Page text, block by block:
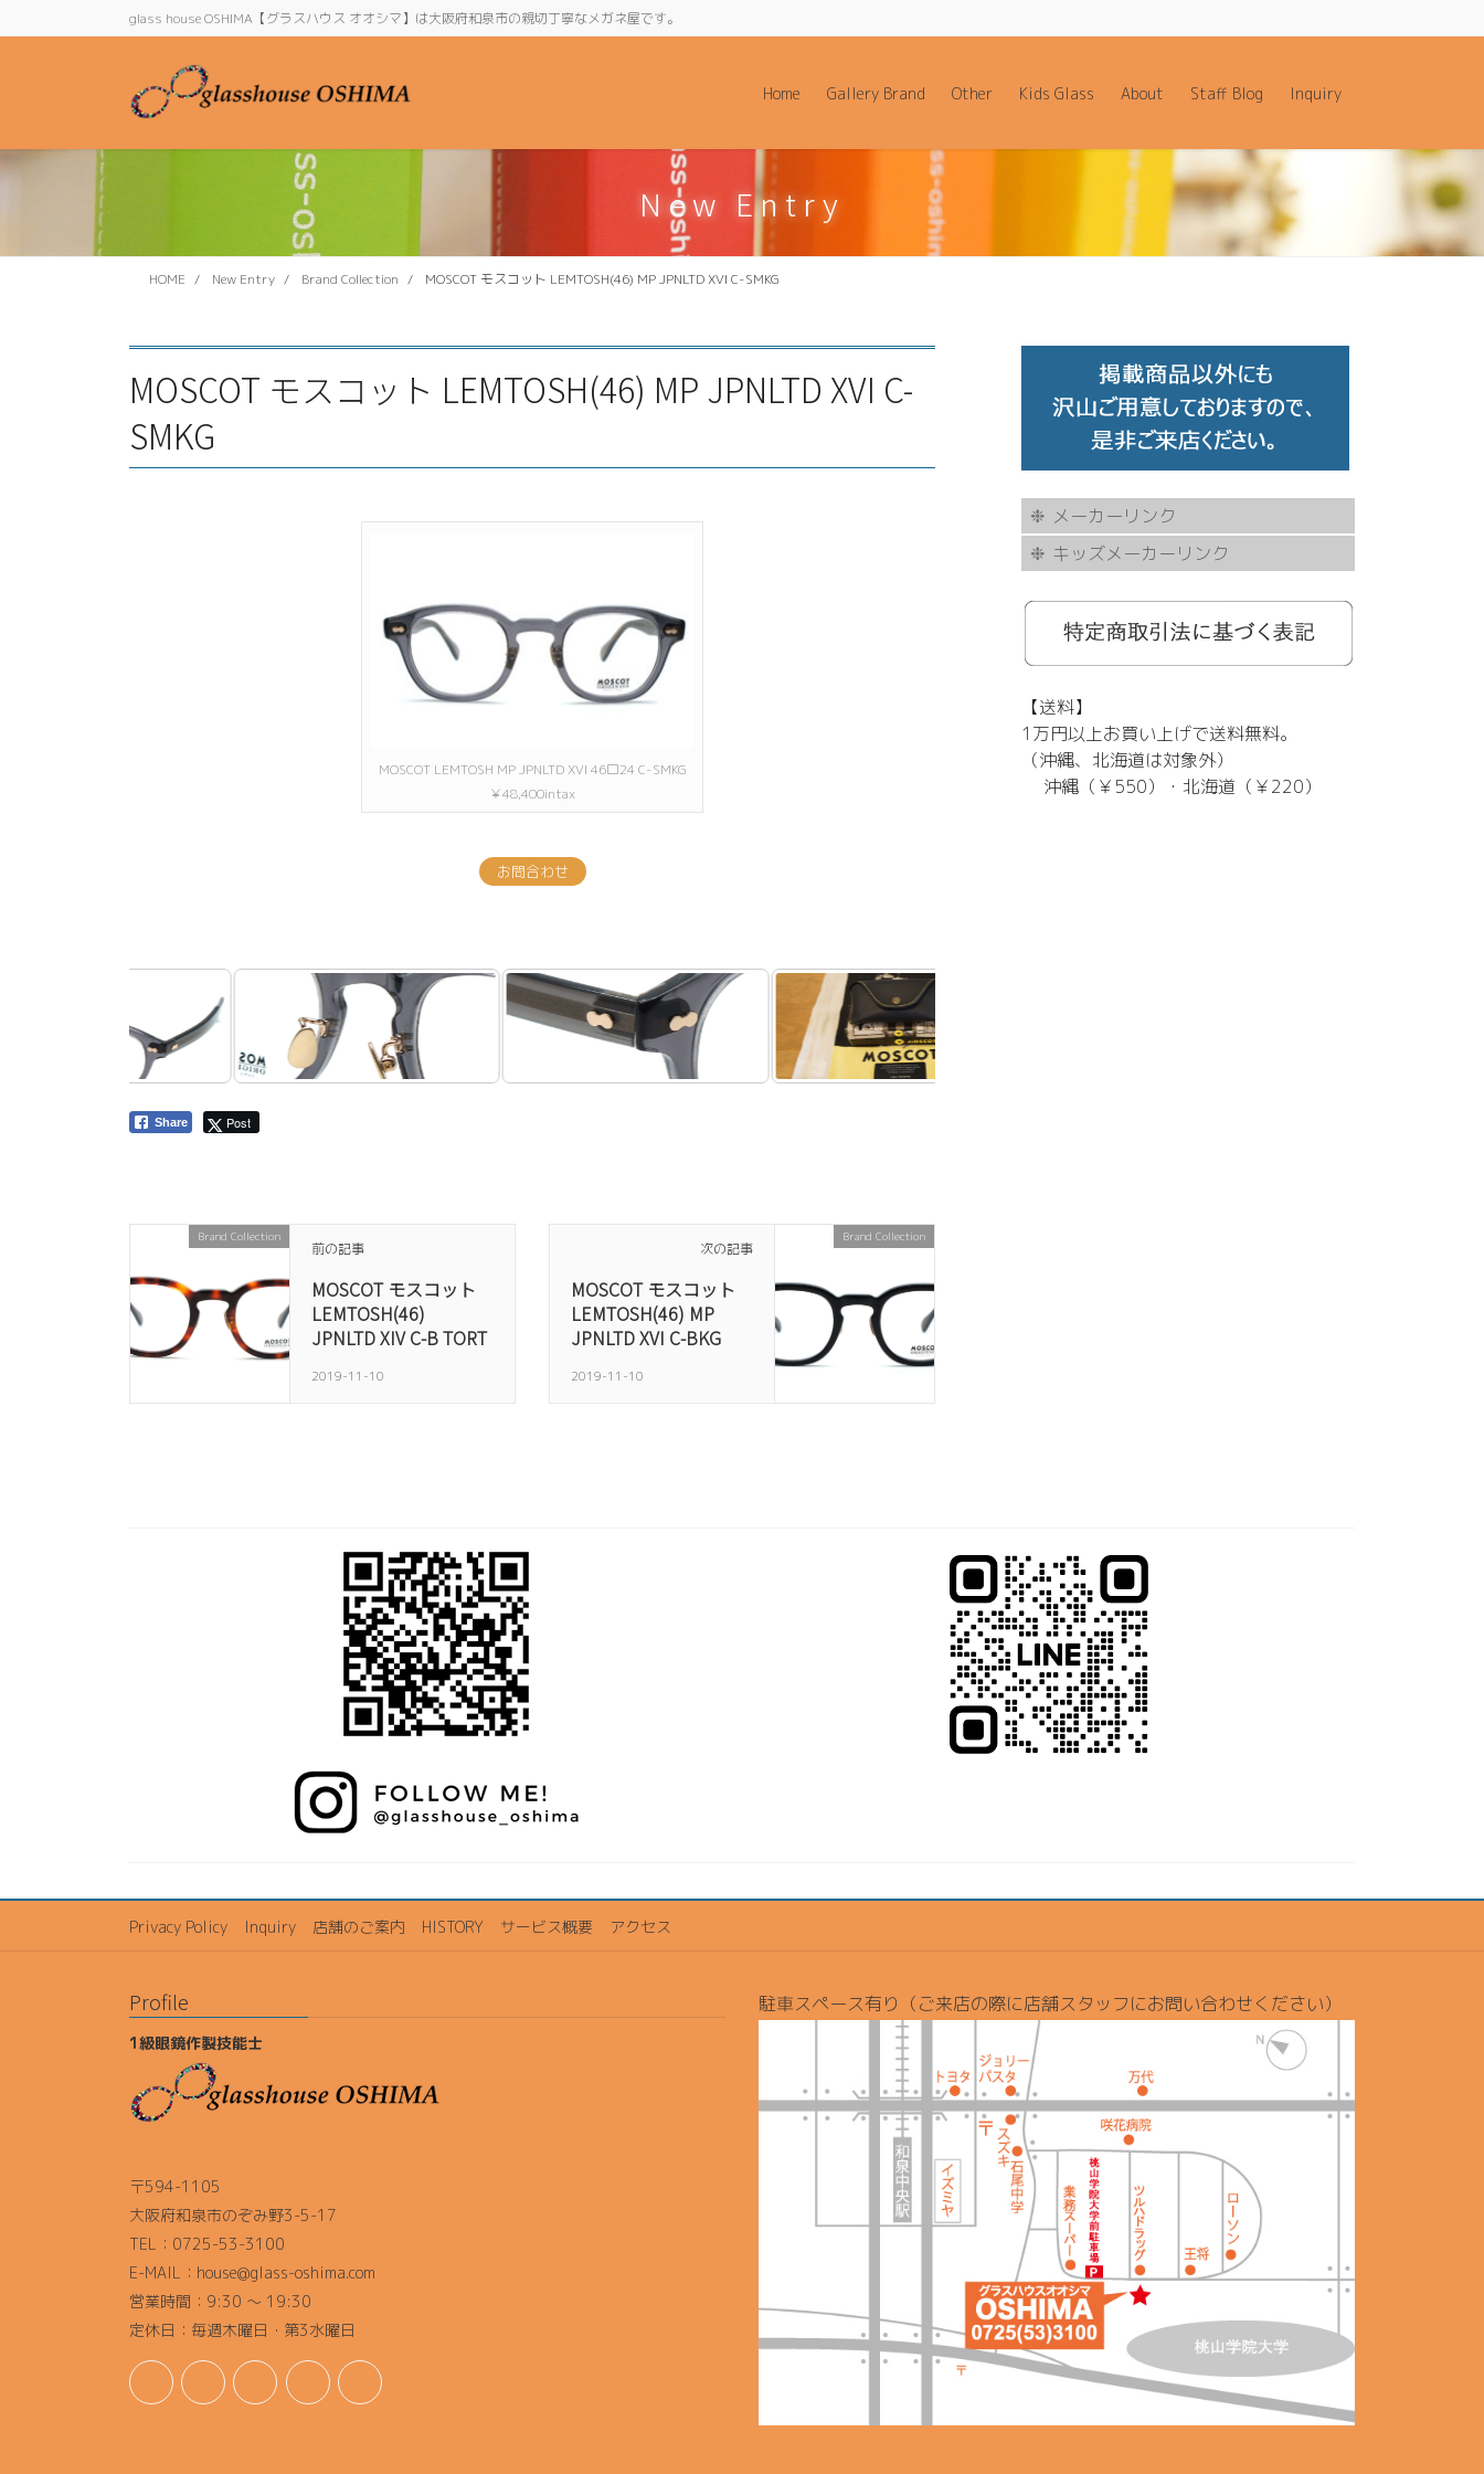
ン
に
移
ビ
ョ
ン
動
glass house OSHIMA【グラスハウス オオシマ】は大阪府和泉市の親切丁寧なメガネ屋です。
Home Gallery Brand Other Kids Glass About Staff Blog Inquiry
New Entry
HOME New Entry Brand Collection MOSCOT モスコット LEMTOSH(46) MP JPNLTD XVI C-SMKG
MOSCOT モスコット LEMTOSH(46) MP JPNLTD XVI C-
SMKG
MOSCOT LEMTOSH MP JPNLTD XVI 46□24 C-SMKG
￥48,400intax
お問合わせ
Share Post
Brand Collection
前の記事
MOSCOT モスコット
LEMTOSH(46)
JPNLTD XIV C-B TORT
2019-11-10
Brand Collection
次の記事
MOSCOT モスコット
LEMTOSH(46) MP
JPNLTD XVI C-BKG
2019-11-10
メーカーリンク
AKITTO
BCPC
eye Society
EYEVAN
FLEA
HASKY NOISE
JAPONISM
KAMURO
Less Thanhuman
MOSCOT
Paul Smith
BOSTON CLUB
Silhouette
SOLID BLUE
TAYLOR
tony same
tse tse
USH
VIKTOR & ROLF
甚六作
EYEVOL
corner
NORUT
キッズメーカーリンク
【送料】
1万円以上お買い上げで送料無料。
（沖縄、北海道は対象外）
沖縄（￥550）・北海道（￥220）
Privacy Policy Inquiry 店舗のご案内 HISTORY サービス概要 アクセス
Profile
1級眼鏡作製技能士
〒594-1105
大阪府和泉市のぞみ野3-5-17
TEL：0725-53-3100
E-MAIL：house@glass-oshima.com
営業時間：9:30 ～ 19:30
定休日：毎週木曜日・第3水曜日
駐車スペース有り（ご来店の際に店舗スタッフにお問い合わせください）